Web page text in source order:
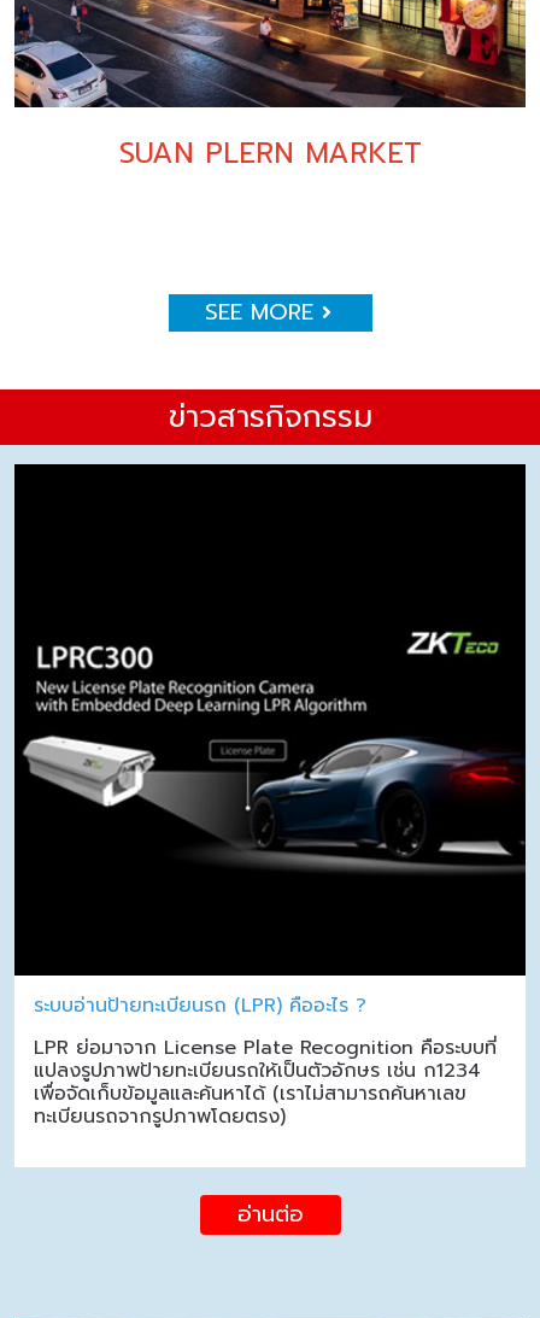
SUAN PLERN MARKET
SEE MORE
ข่าวสารกิจกรรม
ระบบอ่านป้ายทะเบียนรถ (LPR) คืออะไร ?
LPR ย่อมาจาก License Plate Recognition คือระบบที่
แปลงรูปภาพป้ายทะเบียนรถให้เป็นตัวอักษร เช่น ก1234
เพื่อจัดเก็บข้อมูลและค้นหาได้ (เราไม่สามารถค้นหาเลข
ทะเบียนรถจากรูปภาพโดยตรง)
อ่านต่อ